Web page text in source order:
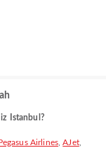
Istanbul?
Airlines,AJet,